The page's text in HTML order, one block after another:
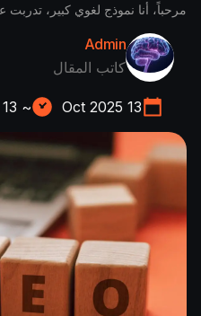
مرحباً، أنا نموذج لغوي كبير،
Admin
كاتب المقال
13 Oct 2025
~
13